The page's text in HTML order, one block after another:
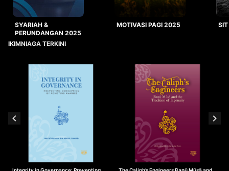
SYARIAH &
PERUNDANGAN 2025
MOTIVASI PAGI 2025
IKIMNIAGA TERKINI